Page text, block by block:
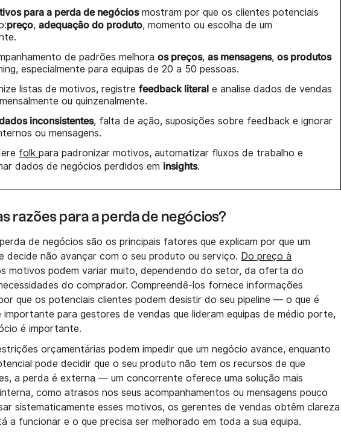
para a perda de negóciosmostram por que os clientes potenciais
preço,adequação do produto, momento ou escolha de um
de padrões melhoraos preços,as mensagens,os produtos
especialmente para equipas de 20 a 50 pessoas.
listas de motivos, registrefeedback literal e analise dados de vendas
ou quinzenalmente.
inconsistentes, falta de ação, suposições sobre feedback e ignorar
ou mensagens.
folkpara padronizar motivos, automatizar fluxos de trabalho e
dados de negócios perdidos em insights.
razões para a perda de negócios?
de negócios são os principais fatores que explicam por que um
decide não avançar com o seu produto ou serviço. Do preço à
motivos podem variar muito, dependendo do setor, da oferta do
do comprador. Compreendê-los fornece informações
que os potenciais clientes podem desistir do seu pipeline — o que é
importante para gestores de vendas que lideram equipas de médio porte,
é importante.
orçamentárias podem impedir que um negócio avance, enquanto
pode decidir que o seu produto não tem os recursos de que
a perda é externa — um concorrente oferece uma solução mais
como atrasos nos seus acompanhamentos ou mensagens pouco
sistematicamente esses motivos, os gerentes de vendas obtêm clareza
a funcionar e o que precisa ser melhorado em toda a sua equipa.